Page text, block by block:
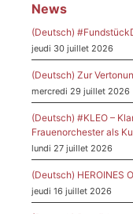
News
(Deutsch)
jeudi 30 juillet 2026
(Deutsch) Zur
mercredi 29 juillet 2026
(Deutsch) #KLEO –
Frauenorchester als
lundi 27 juillet 2026
(Deutsch) HEROINES
jeudi 16 juillet 2026